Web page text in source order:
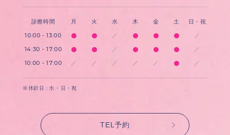
診療時間 月 火 水 木 金 土 日・祝
10:00 - 13:00 ／ ／
14:30 - 17:00 ／ ／
10:00 - 17:00 ／ ／ ／ ／ ／ ／
※休診日 : 水・日・祝
TEL予約